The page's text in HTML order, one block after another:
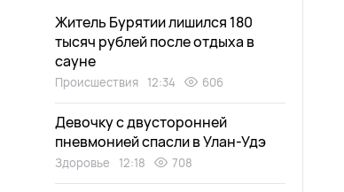
Житель Бурятии лишился 180
тысяч рублей после отдыха в
сауне
Происшествия 12:34 606
Девочку с двусторонней
пневмонией спасли в Улан-Удэ
Здоровье 12:18 708